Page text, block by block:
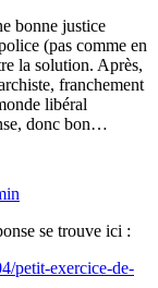
bonne justice
(pas comme en
la solution. Après,
franchement
libéral
donc bon…
se trouve ici :
petit-exercice-de-